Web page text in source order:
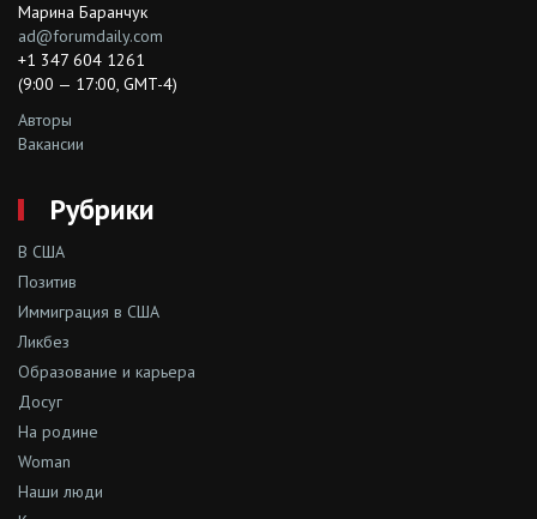
Марина Баранчук
ad@forumdaily.com
+1 347 604 1261
(9:00 — 17:00, GMT-4)
Авторы
Вакансии
Рубрики
В США
Позитив
Иммиграция в США
Ликбез
Образование и карьера
Досуг
На родине
Woman
Наши люди